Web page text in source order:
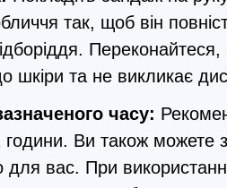
так, щоб він
шкіри та не викликає
часу:
Ви також можете
для вас. При